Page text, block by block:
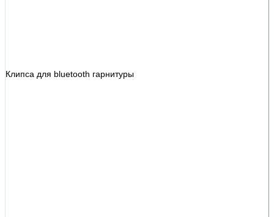
Клипса для bluetooth гарнитуры